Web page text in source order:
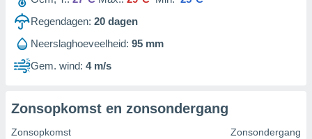
Regendagen: 20 dagen
Neerslaghoeveelheid: 95 mm
Gem. wind: 4 m/s
Zonsopkomst en zonsondergang
Zonsopkomst Zonsondergang